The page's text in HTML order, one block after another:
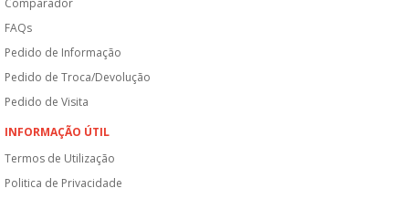
Comparador
FAQs
Pedido de Informação
Pedido de Troca/Devolução
Pedido de Visita
INFORMAÇÃO ÚTIL
Termos de Utilização
Politica de Privacidade